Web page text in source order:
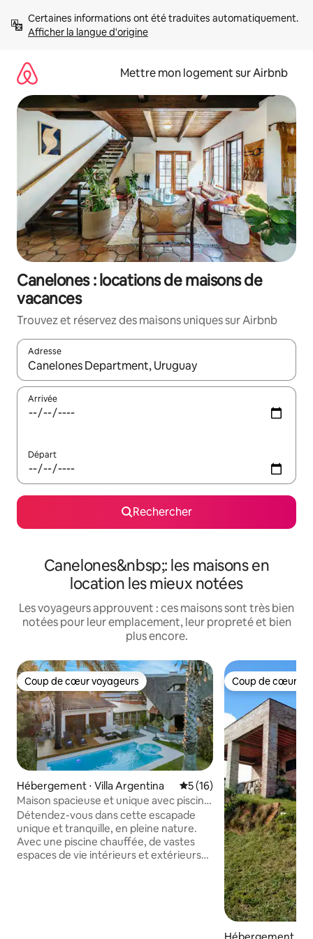
directement
Afficher la langue d'origine
Mettre mon logement sur Airbnb
Canelones : locations de maisons de
vacances
Trouvez et réservez des maisons uniques sur Airbnb
Adresse
Lorsque les résultats s'affichent, utilisez les flèches vers le
Arrivée
Départ
Rechercher
Canelones&nbsp;: les maisons en
location les mieux notées
Les voyageurs approuvent : ces maisons sont très bien
notées pour leur emplacement, leur propreté et bien
plus encore.
Coup de cœur voyageurs
Coup de cœur voyageurs
Hébergement ⋅ Villa Argentina Évaluation moyenne sur la
5 (16)
Maison spacieuse et unique avec piscine
près de la plage
Détendez-vous dans cette escapade
unique et tranquille, en pleine nature.
Avec une piscine chauffée, de vastes
espaces de vie intérieurs et extérieurs
Coup de cœur
Coup de cœur